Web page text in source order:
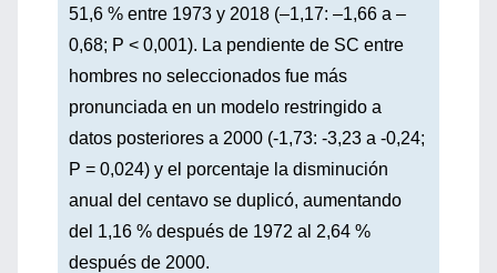
51,6 % entre 1973 y 2018 (–1,17: –1,66 a –
0,68; P < 0,001). La pendiente de SC entre
hombres no seleccionados fue más
pronunciada en un modelo restringido a
datos posteriores a 2000 (-1,73: -3,23 a -0,24;
P = 0,024) y el porcentaje la disminución
anual del centavo se duplicó, aumentando
del 1,16 % después de 1972 al 2,64 %
después de 2000.